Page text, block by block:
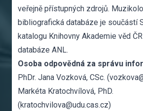
veřejně přístupných zdrojů.
bibliografická databáze je součástí
katalogu Knihovny Akademie věd
databáze ANL.
Osoba odpovědná za správu
PhDr. Jana Vozková, CSc.
Markéta Kratochvílová, PhD.
(kratochvilova@udu.cas.cz)